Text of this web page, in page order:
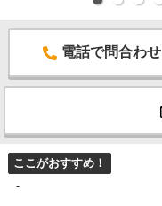
電話で問合わせ
ここがおすすめ！
-